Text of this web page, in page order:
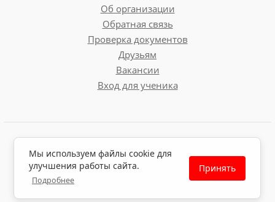
Об организации
Обратная связь
Проверка документов
Друзьям
Вакансии
Вход для ученика
Политика обработки персональных данных
Политика использования файлов cookie
Мы используем файлы cookie для
улучшения работы сайта.
Подробнее
Принять